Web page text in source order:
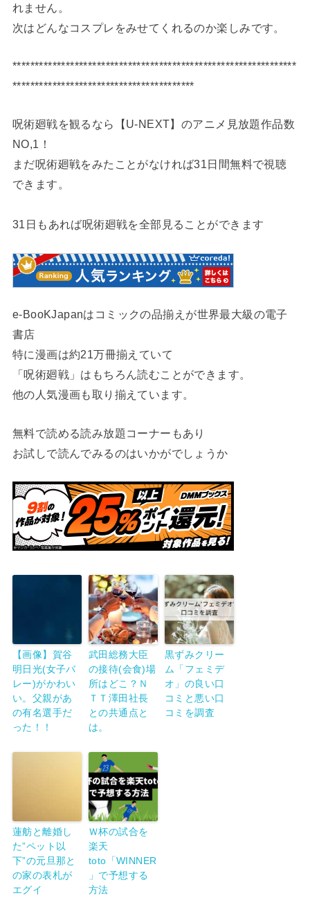
れません。
次はどんなコスプレをみせてくれるのか楽しみです。
****************************************************************
*****************************************
呪術廻戦を観るなら【U-NEXT】のアニメ見放題作品数
NO,1！
まだ呪術廻戦をみたことがなければ31日間無料で視聴
できます。
31日もあれば呪術廻戦を全部見ることができます
e-BooKJapanはコミックの品揃えが世界最大級の電子
書店
特に漫画は約21万冊揃えていて
「呪術廻戦」はもちろん読むことができます。
他の人気漫画も取り揃えています。
無料で読める読み放題コーナーもあり
お試しで読んでみるのはいかがでしょうか
【画像】賀谷
明日光(女子バ
レー)がかわい
い。父親があ
の有名選手だ
った！！
武田総務大臣
の接待(会食)場
所はどこ？Ｎ
ＴＴ澤田社長
との共通点と
は。
黒ずみクリー
ム「フェミデ
オ」の良い口
コミと悪い口
コミを調査
蓮舫と離婚し
た”ペット以
下”の元旦那と
の家の表札が
エグイ
Ｗ杯の試合を
楽天
toto「WINNER
」で予想する
方法